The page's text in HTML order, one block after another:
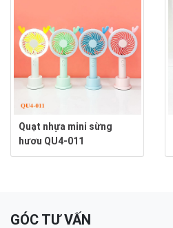
Quạt nhựa mini sừng
hươu QU4-011
GÓC TƯ VẤN